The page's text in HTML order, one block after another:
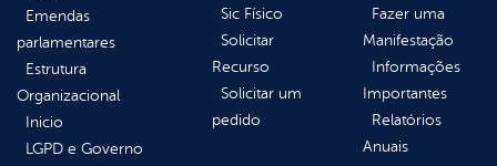
Emendas
parlamentares
Estrutura
Organizacional
Inicio
LGPD e Governo
Sic Físico
Solicitar
Recurso
Solicitar um
pedido
Fazer uma
Manifestação
Informações
Importantes
Relatórios
Anuais